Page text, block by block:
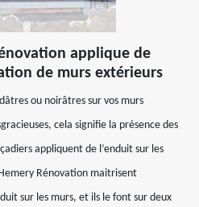
applique de
de murs extérieurs
ou noirâtres sur vos murs
cela signifie la présence des
appliquent de l’enduit sur les
Rénovation maitrisent
sur les murs, et ils le font sur deux